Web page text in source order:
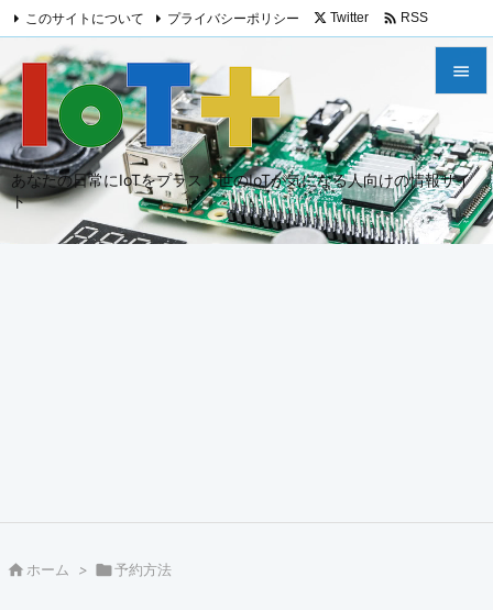
あなたの日常にIoTをプラス！世のIoTが気になる人向けの情報サイ
ト

メニュ

サイド

このサイトについて プライバシーポリシー Twitter  RSS
Feedly
 ホーム > 予約方法